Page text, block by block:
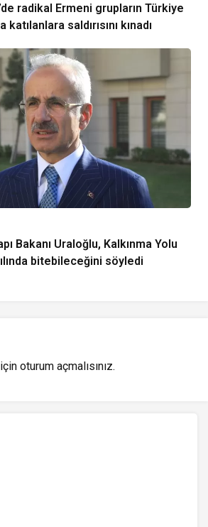
radikal Ermeni grupların Türkiye
saldırısını kınadı
Bakanı Uraloğlu, Kalkınma Yolu
bitebileceğini söyledi
oturum açmalısınız.